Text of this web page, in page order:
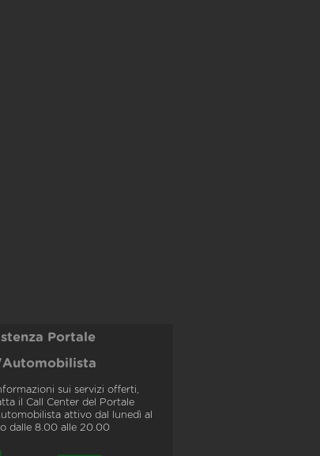
Portale
sui servizi offerti,
il Call Center del Portale
attivo dal lunedì al
dalle 8.00 alle 20.00